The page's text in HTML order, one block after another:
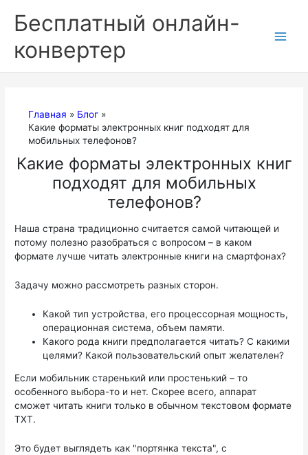
содержимому
Бесплатный онлайн-
конвертер
Главная
Блог
Какие форматы электронных книг подходят для
мобильных телефонов?
Какие форматы электронных книг
подходят для мобильных
телефонов?
Наша страна традиционно считается самой читающей и
потому полезно разобраться с вопросом – в каком
формате лучше читать электронные книги на смартфонах?
Задачу можно рассмотреть разных сторон.
Какой тип устройства, его процессорная мощность,
операционная система, объем памяти.
Какого рода книги предполагается читать? С какими
целями? Какой пользовательский опыт желателен?
Если мобильник старенький или простенький – то
особенного выбора-то и нет. Скорее всего, аппарат
сможет читать книги только в обычном текстовом формате
TXT.
Это будет выглядеть как "портянка текста", с